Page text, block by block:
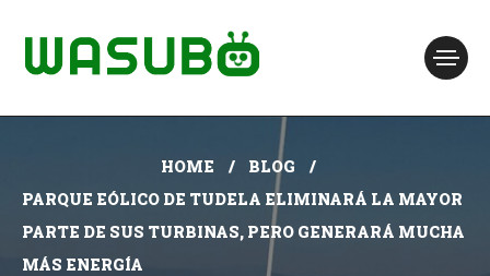
HOME
BLOG
PARQUE EÓLICO DE TUDELA ELIMINARÁ LA MAYOR
PARTE DE SUS TURBINAS, PERO GENERARÁ MUCHA
MÁS ENERGÍA